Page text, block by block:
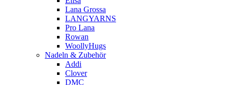
Lana Grossa
LANGYARNS
Pro Lana
Rowan
WoollyHugs
Nadeln & Zubehör
Addi
Clover
DMC